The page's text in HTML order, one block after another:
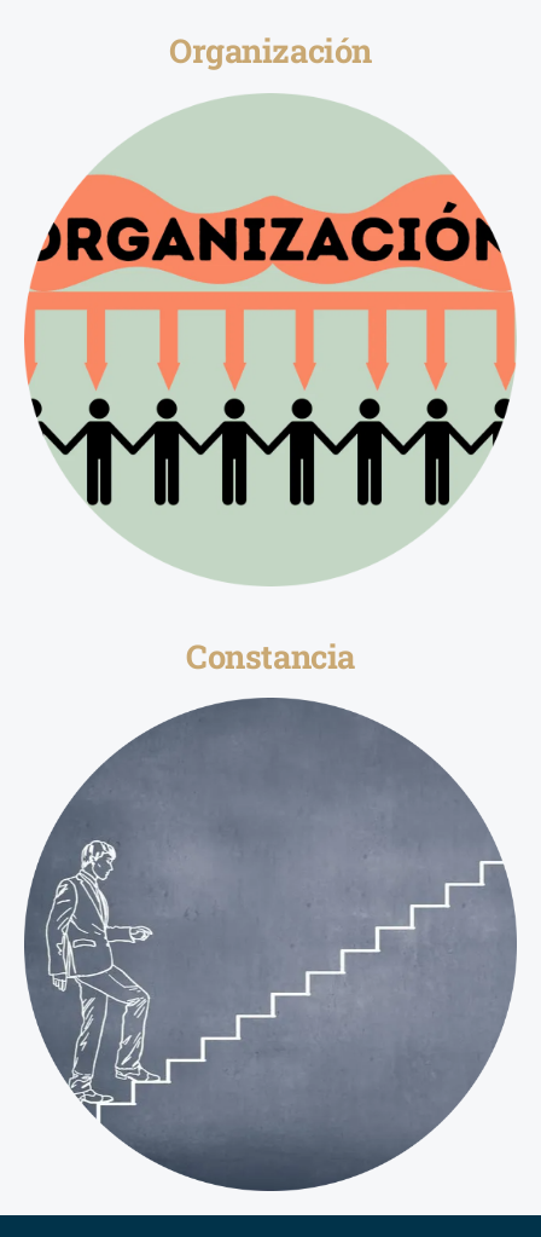
Organización
Constancia